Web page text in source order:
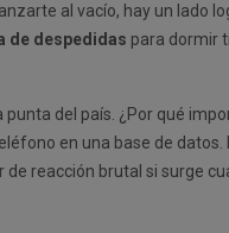
al vacío, hay un lado
de despedidas para dormir
del país. ¿Por qué
en una base de
de reacción brutal si surge